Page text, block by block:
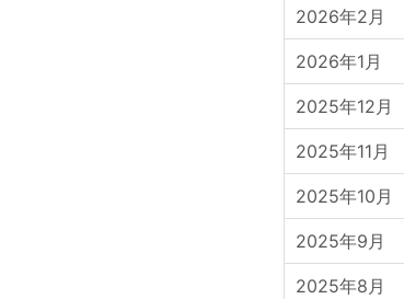
2026年2月
2026年1月
2025年12月
2025年11月
2025年10月
2025年9月
2025年8月